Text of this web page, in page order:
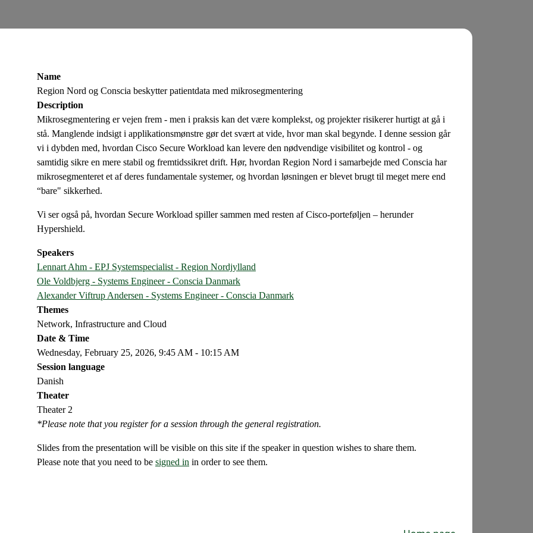
Name
Region Nord og Conscia beskytter patientdata med mikrosegmentering
Description
Mikrosegmentering er vejen frem - men i praksis kan det være komplekst, og projekter risikerer hurtigt at gå i
stå. Manglende indsigt i applikationsmønstre gør det svært at vide, hvor man skal begynde. I denne session går
vi i dybden med, hvordan Cisco Secure Workload kan levere den nødvendige visibilitet og kontrol - og
samtidig sikre en mere stabil og fremtidssikret drift. Hør, hvordan Region Nord i samarbejde med Conscia har
mikrosegmenteret et af deres fundamentale systemer, og hvordan løsningen er blevet brugt til meget mere end
“bare" sikkerhed.
Vi ser også på, hvordan Secure Workload spiller sammen med resten af Cisco-porteføljen – herunder
Hypershield.
Speakers
Lennart Ahm - EPJ Systemspecialist - Region Nordjylland
Ole Voldbjerg - Systems Engineer - Conscia Danmark
Alexander Viftrup Andersen - Systems Engineer - Conscia Danmark
Themes
Network, Infrastructure and Cloud
Date & Time
Wednesday, February 25, 2026, 9:45 AM - 10:15 AM
Session language
Danish
Theater
Theater 2
*Please note that you register for a session through the general registration.
Slides from the presentation will be visible on this site if the speaker in question wishes to share them.
Please note that you need to be signed in in order to see them.